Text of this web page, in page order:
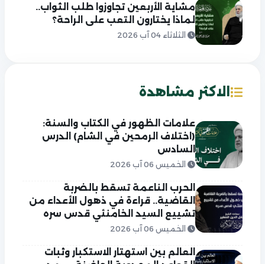
مشاية الأربعين تجاوزوا طلب الثواب..
لماذا يختارون التعب على الراحة؟
الثلاثاء 04 آب 2026
الاكثر مشاهدة
علامات الظهور في الكتاب والسنة:
(اختلاف الرمحين في الشام) الدرس
السادس
الخميس 06 آب 2026
الحرب الناعمة تسقط بالضربة
القاضية.. قراءة في ذهول الأعداء من
تشييع السيد الخامنئي قدس سره
الخميس 06 آب 2026
العالم بين استهتار الاستكبار وثبات